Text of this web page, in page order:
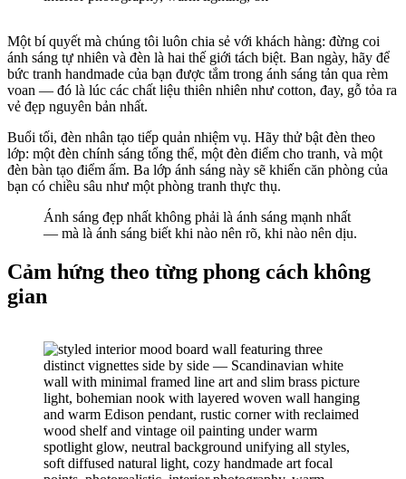
Một bí quyết mà chúng tôi luôn chia sẻ với khách hàng: đừng coi
ánh sáng tự nhiên và đèn là hai thế giới tách biệt. Ban ngày, hãy để
bức tranh handmade của bạn được tắm trong ánh sáng tản qua rèm
voan — đó là lúc các chất liệu thiên nhiên như cotton, đay, gỗ tỏa ra
vẻ đẹp nguyên bản nhất.
Buổi tối, đèn nhân tạo tiếp quản nhiệm vụ. Hãy thử bật đèn theo
lớp: một đèn chính sáng tổng thể, một đèn điểm cho tranh, và một
đèn bàn tạo điểm ấm. Ba lớp ánh sáng này sẽ khiến căn phòng của
bạn có chiều sâu như một phòng tranh thực thụ.
Ánh sáng đẹp nhất không phải là ánh sáng mạnh nhất
— mà là ánh sáng biết khi nào nên rõ, khi nào nên dịu.
Cảm hứng theo từng phong cách không
gian